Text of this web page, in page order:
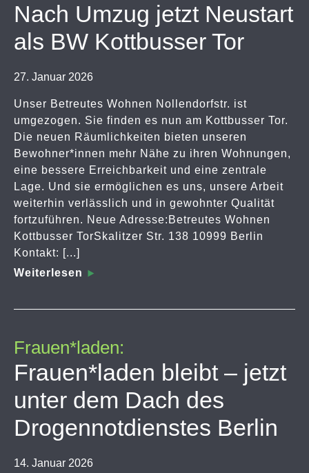
Nach Umzug jetzt Neustart
als BW Kottbusser Tor
27. Januar 2026
Unser Betreutes Wohnen Nollendorfstr. ist
umgezogen. Sie finden es nun am Kottbusser Tor.
Die neuen Räumlichkeiten bieten unseren
Bewohner*innen mehr Nähe zu ihren Wohnungen,
eine bessere Erreichbarkeit und eine zentrale
Lage. Und sie ermöglichen es uns, unsere Arbeit
weiterhin verlässlich und in gewohnter Qualität
fortzuführen. Neue Adresse:Betreutes Wohnen
Kottbusser TorSkalitzer Str. 138 10999 Berlin
Kontakt: [...]
Weiterlesen
Frauen*laden:
Frauen*laden bleibt – jetzt
unter dem Dach des
Drogennotdienstes Berlin
14. Januar 2026